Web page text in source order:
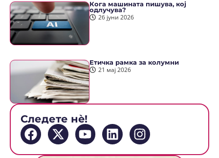
Кога машината пишува, кој
одлучува?
26 јуни 2026
Етичка рамка за колумни
21 мај 2026
Следете нè!